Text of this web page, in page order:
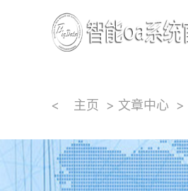
< 主页 > 文章中心 >